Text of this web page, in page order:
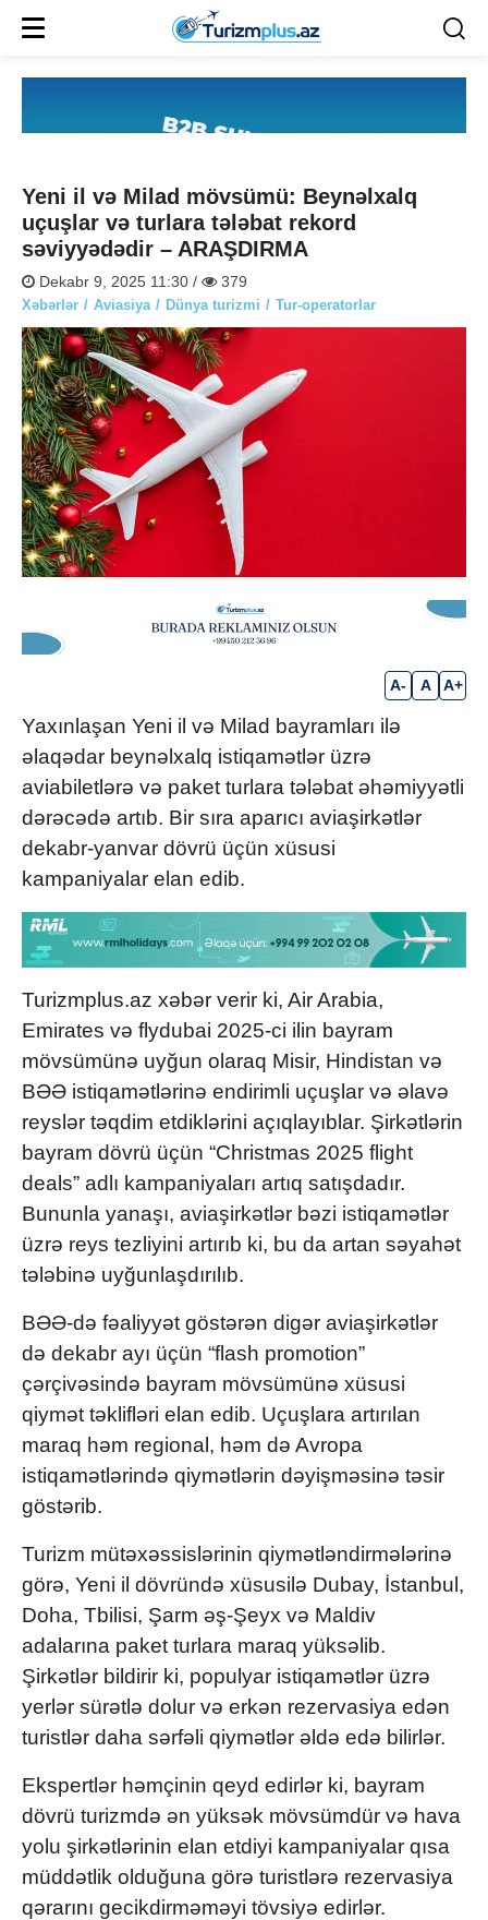
Yeni il və Milad mövsümü: Beynəlxalq
uçuşlar və turlara tələbat rekord
səviyyədədir – ARAŞDIRMA
Dekabr 9, 2025 11:30 / 379
Xəbərlər Aviasiya Dünya turizmi Tur-operatorlar
A- A A+
Yaxınlaşan Yeni il və Milad bayramları ilə
əlaqədar beynəlxalq istiqamətlər üzrə
aviabiletlərə və paket turlara tələbat əhəmiyyətli
dərəcədə artıb. Bir sıra aparıcı aviaşirkətlər
dekabr-yanvar dövrü üçün xüsusi
kampaniyalar elan edib.
Turizmplus.az xəbər verir ki, Air Arabia,
Emirates və flydubai 2025-ci ilin bayram
mövsümünə uyğun olaraq Misir, Hindistan və
BƏƏ istiqamətlərinə endirimli uçuşlar və əlavə
reyslər təqdim etdiklərini açıqlayıblar. Şirkətlərin
bayram dövrü üçün “Christmas 2025 flight
deals” adlı kampaniyaları artıq satışdadır.
Bununla yanaşı, aviaşirkətlər bəzi istiqamətlər
üzrə reys tezliyini artırıb ki, bu da artan səyahət
tələbinə uyğunlaşdırılıb.
BƏƏ-də fəaliyyət göstərən digər aviaşirkətlər
də dekabr ayı üçün “flash promotion”
çərçivəsində bayram mövsümünə xüsusi
qiymət təklifləri elan edib. Uçuşlara artırılan
maraq həm regional, həm də Avropa
istiqamətlərində qiymətlərin dəyişməsinə təsir
göstərib.
Turizm mütəxəssislərinin qiymətləndirmələrinə
görə, Yeni il dövründə xüsusilə Dubay, İstanbul,
Doha, Tbilisi, Şarm əş-Şeyx və Maldiv
adalarına paket turlara maraq yüksəlib.
Şirkətlər bildirir ki, populyar istiqamətlər üzrə
yerlər sürətlə dolur və erkən rezervasiya edən
turistlər daha sərfəli qiymətlər əldə edə bilirlər.
Ekspertlər həmçinin qeyd edirlər ki, bayram
dövrü turizmdə ən yüksək mövsümdür və hava
yolu şirkətlərinin elan etdiyi kampaniyalar qısa
müddətlik olduğuna görə turistlərə rezervasiya
qərarını gecikdirməməyi tövsiyə edirlər.